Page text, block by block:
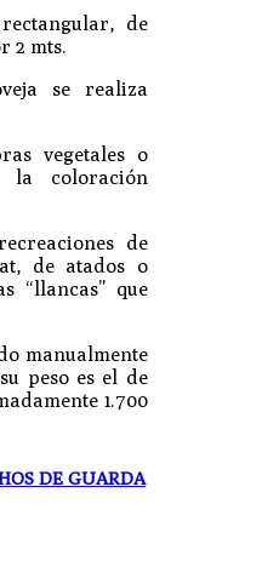
de
2 mts.
se realiza
vegetales o
coloración
de
de atados o
“llancas” que
manualmente
peso es el de
1.700
DE GUARDA